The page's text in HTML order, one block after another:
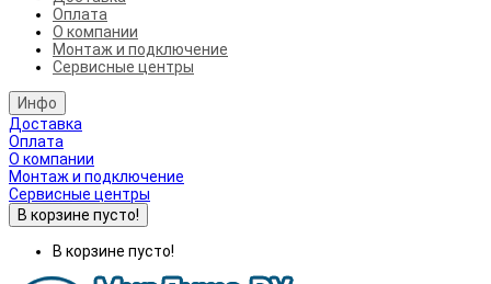
Оплата
О компании
Монтаж и подключение
Сервисные центры
Инфо
Доставка
Оплата
О компании
Монтаж и подключение
Сервисные центры
В корзине пусто!
В корзине пусто!